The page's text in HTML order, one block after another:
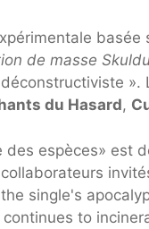
basée
de masse
du Hasard,
espèces» est
single's
to